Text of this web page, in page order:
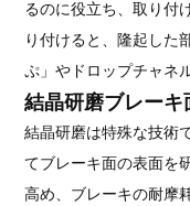
るのに役立ち、取り付
り付けると、隆起した
ぷ」やドロップチャネ
結晶研磨ブレーキ
結晶研磨は特殊な技術
てブレーキ面の表面を
高め、ブレーキの耐摩